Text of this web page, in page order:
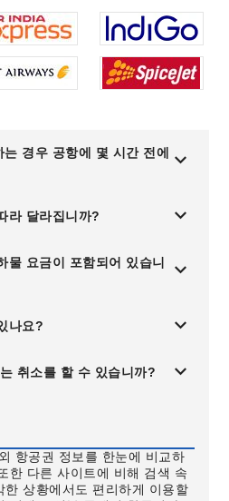
경우 공항에 몇 시간 전에
라 달라집니까?
물 요금이 포함되어 있습니
나요?
취소를 할 수 있습니까?
항공권 정보를 한눈에 비교하
한 다른 사이트에 비해 검색 속
한 상황에서도 편리하게 이용할